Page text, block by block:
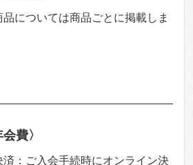
については商品ごとに掲載しま
費〉
済：ご入会手続時にオンライン決